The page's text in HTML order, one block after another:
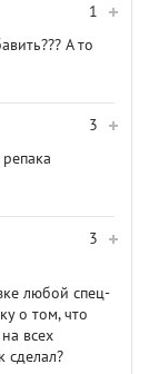
1
А то
3
3
любой спец-
о том, что
всех
сделал?